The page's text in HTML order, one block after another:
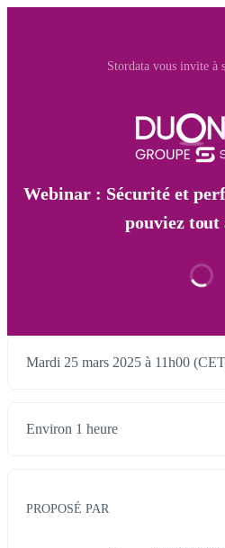
Stordata vous invite à
Webinar : Sécurité et
pouviez tout
Mardi 25 mars 2025 à 11h00
Environ 1 heure
PROPOSÉ PAR